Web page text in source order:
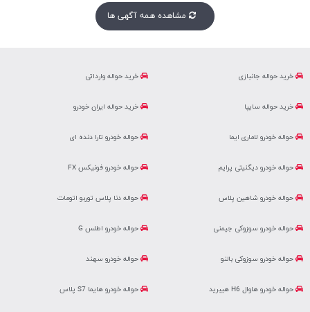
مشاهده همه آگهی ها
خرید حواله وارداتی خرید حواله جانبازی
خرید حواله ایران خودرو خرید حواله سایپا
حواله خودرو تارا دنده ای حواله خودرو لاماری ایما
حواله خودرو فونیکس FX حواله خودرو دیگنیتی پرایم
حواله دنا پلاس توربو اتومات حواله خودرو شاهین پلاس
حواله خودرو اطلس G حواله خودرو سوزوکی جیمنی
حواله خودرو سهند حواله خودرو سوزوکی بالنو
حواله خودرو هایما S7 پلاس حواله خودرو هاوال H6 هیبرید